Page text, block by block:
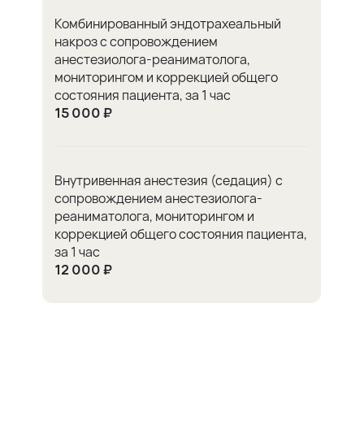
Комбинированный эндотрахеальный
накроз с сопровождением
анестезиолога-реаниматолога,
мониторингом и коррекцией общего
состояния пациента, за 1 час
15 000 ₽
Внутривенная анестезия (седация) с
сопровождением анестезиолога-
реаниматолога, мониторингом и
коррекцией общего состояния пациента,
за 1 час
12 000 ₽